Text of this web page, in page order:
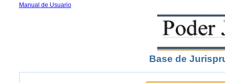
Manual de Usuario
Base de